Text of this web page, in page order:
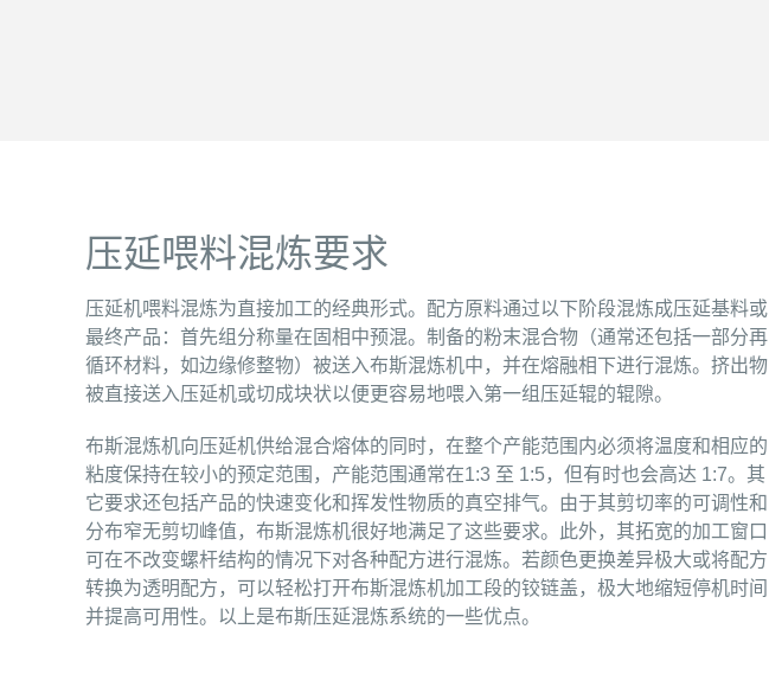
压延喂料混炼要求
压延机喂料混炼为直接加工的经典形式。配方原料通过以下阶段混炼成压延基料或
最终产品：首先组分称量在固相中预混。制备的粉末混合物（通常还包括一部分再
循环材料，如边缘修整物）被送入布斯混炼机中，并在熔融相下进行混炼。挤出物
被直接送入压延机或切成块状以便更容易地喂入第一组压延辊的辊隙。
布斯混炼机向压延机供给混合熔体的同时，在整个产能范围内必须将温度和相应的
粘度保持在较小的预定范围，产能范围通常在1:3 至 1:5，但有时也会高达 1:7。其
它要求还包括产品的快速变化和挥发性物质的真空排气。由于其剪切率的可调性和
分布窄无剪切峰值，布斯混炼机很好地满足了这些要求。此外，其拓宽的加工窗口
可在不改变螺杆结构的情况下对各种配方进行混炼。若颜色更换差异极大或将配方
转换为透明配方，可以轻松打开布斯混炼机加工段的铰链盖，极大地缩短停机时间
并提高可用性。以上是布斯压延混炼系统的一些优点。